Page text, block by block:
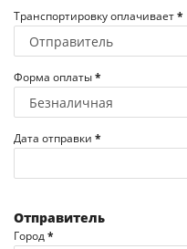
Транспортировку оплачивает*
Форма оплаты*
Дата отправки *
Отправитель
Город*